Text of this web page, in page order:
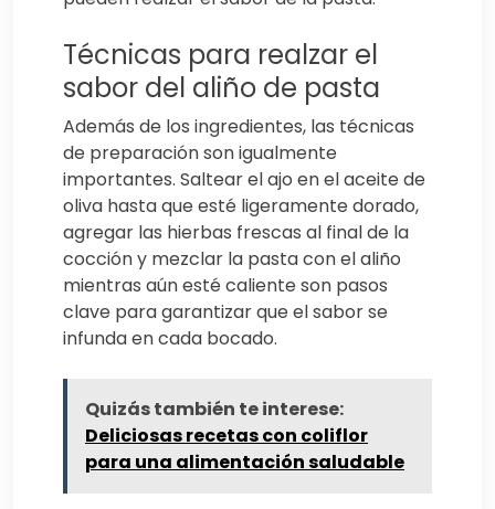
Técnicas para realzar el
sabor del aliño de pasta
Además de los ingredientes, las técnicas
de preparación son igualmente
importantes. Saltear el ajo en el aceite de
oliva hasta que esté ligeramente dorado,
agregar las hierbas frescas al final de la
cocción y mezclar la pasta con el aliño
mientras aún esté caliente son pasos
clave para garantizar que el sabor se
infunda en cada bocado.
Quizás también te interese:
Deliciosas recetas con coliflor
para una alimentación saludable